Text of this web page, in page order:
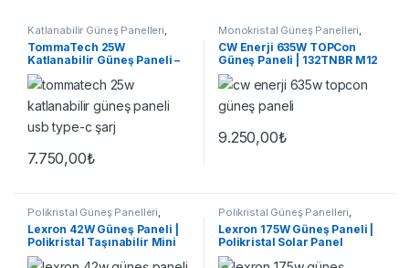
Katlanabilir Güneş Panelleri,
Güneş Panelleri
TommaTech 25W
Katlanabilir Güneş Paneli –
USB-A & Type-C
7.750,00₺
Monokristal Güneş Panelleri,
Güneş Panelleri
CW Enerji 635W TOPCon
Güneş Paneli | 132TNBR M12
G2G Bifacial
9.250,00₺
Polikristal Güneş Panelleri
Lexron 42W Güneş Paneli |
Polikristal Taşınabilir Mini
Solar Panel
Polikristal Güneş Panelleri
Lexron 175W Güneş Paneli |
Polikristal Solar Panel